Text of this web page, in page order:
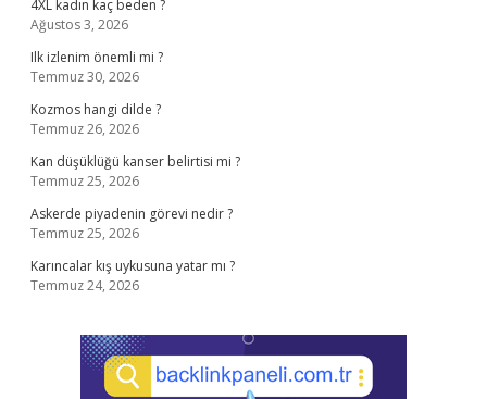
4XL kadın kaç beden ?
Ağustos 3, 2026
Ilk izlenim önemli mi ?
Temmuz 30, 2026
Kozmos hangi dilde ?
Temmuz 26, 2026
Kan düşüklüğü kanser belirtisi mi ?
Temmuz 25, 2026
Askerde piyadenin görevi nedir ?
Temmuz 25, 2026
Karıncalar kış uykusuna yatar mı ?
Temmuz 24, 2026